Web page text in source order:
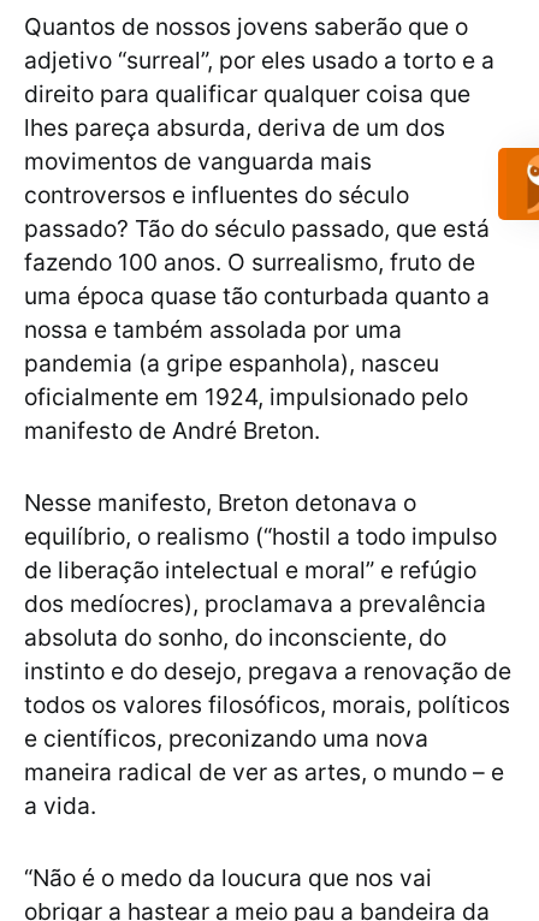
Quantos de nossos jovens saberão que o
adjetivo “surreal”, por eles usado a torto e a
direito para qualificar qualquer coisa que
lhes pareça absurda, deriva de um dos
movimentos de vanguarda mais
controversos e influentes do século
passado? Tão do século passado, que está
fazendo 100 anos. O surrealismo, fruto de
uma época quase tão conturbada quanto a
nossa e também assolada por uma
pandemia (a gripe espanhola), nasceu
oficialmente em 1924, impulsionado pelo
manifesto de André Breton.
Nesse manifesto, Breton detonava o
equilíbrio, o realismo (“hostil a todo impulso
de liberação intelectual e moral” e refúgio
dos medíocres), proclamava a prevalência
absoluta do sonho, do inconsciente, do
instinto e do desejo, pregava a renovação de
todos os valores filosóficos, morais, políticos
e científicos, preconizando uma nova
maneira radical de ver as artes, o mundo – e
a vida.
“Não é o medo da loucura que nos vai
obrigar a hastear a meio pau a bandeira da